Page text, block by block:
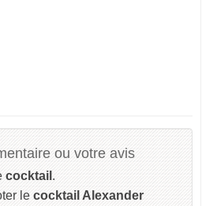
ou votre avis
cocktail .
le cocktail Alexander